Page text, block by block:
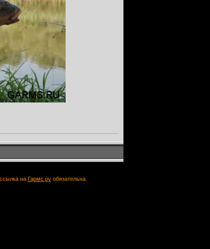
на Гармс.руобязательна.